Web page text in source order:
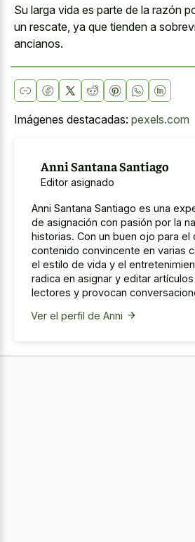
Su larga vida es parte de la razón
un rescate, ya que tienden a
ancianos.
Imágenes destacadas: pexels.com
Anni Santana Santiago
Editor asignado
Anni Santana Santiago es una
de asignación con pasión por la
historias. Con un buen ojo para el
contenido convincente en varias
el estilo de vida y el
radica en asignar y editar
lectores y provocan
Ver el perfil de Anni